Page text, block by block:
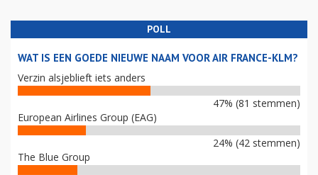
POLL
WAT IS EEN GOEDE NIEUWE NAAM VOOR AIR FRANCE-KLM?
Verzin alsjeblieft iets anders
47% (81 stemmen)
European Airlines Group (EAG)
24% (42 stemmen)
The Blue Group